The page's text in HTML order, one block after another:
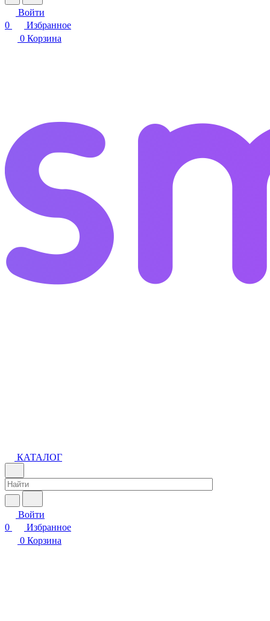
Войти
0
Избранное
0 Корзина
КАТАЛОГ
Войти
0
Избранное
0 Корзина